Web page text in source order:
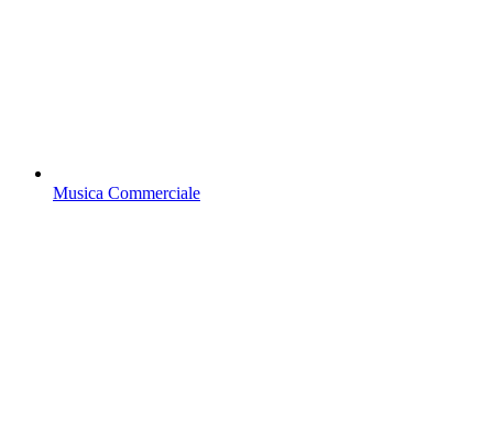
Musica Commerciale